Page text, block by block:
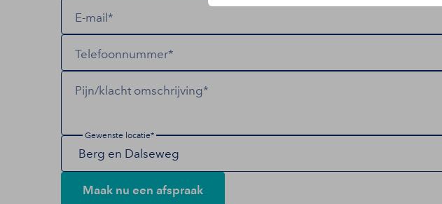
E-mail*
Telefoonnummer*
Pijn/klacht omschrijving*
Gewenste locatie*
Maak nu een afspraak